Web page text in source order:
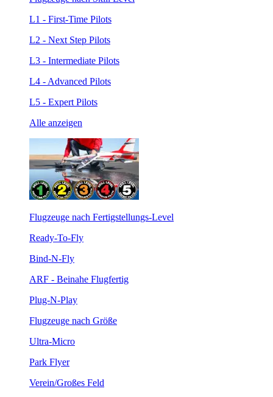
L1 - First-Time Pilots
L2 - Next Step Pilots
L3 - Intermediate Pilots
L4 - Advanced Pilots
L5 - Expert Pilots
Alle anzeigen
Flugzeuge nach Fertigstellungs-Level
Ready-To-Fly
Bind-N-Fly
ARF - Beinahe Flugfertig
Plug-N-Play
Flugzeuge nach Größe
Ultra-Micro
Park Flyer
Verein/Großes Feld